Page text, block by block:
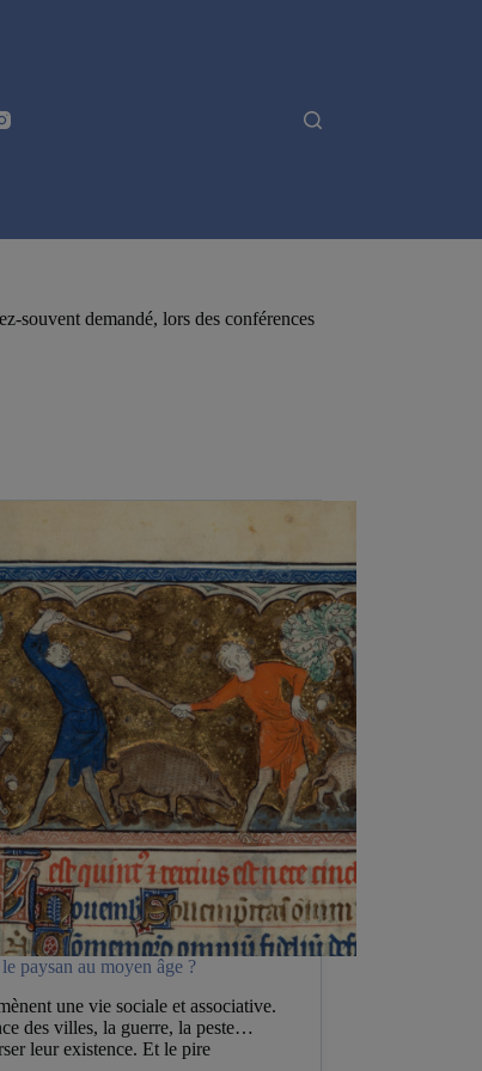
souvent demandé, lors des conférences
paysan au moyen âge ?
une vie sociale et associative.
des villes, la guerre, la peste…
leur existence. Et le pire